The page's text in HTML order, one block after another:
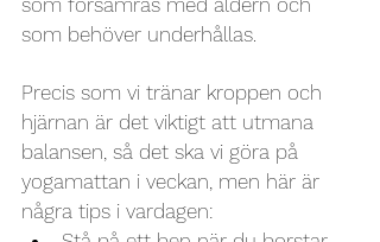
som försämras med åldern och
som behöver underhållas.
Precis som vi tränar kroppen och
hjärnan är det viktigt att utmana
balansen, så det ska vi göra på
yogamattan i veckan, men här är
några tips i vardagen: